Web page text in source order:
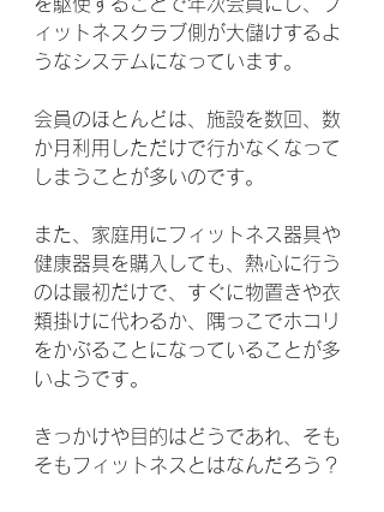
ィットネスクラブ側が大儲けするよ
うなシステムになっています。
会員のほとんどは、施設を数回、数
か月利用しただけで行かなくなって
しまうことが多いのです。
また、家庭用にフィットネス器具や
健康器具を購入しても、熱心に行う
のは最初だけで、すぐに物置きや衣
類掛けに代わるか、隅っこでホコリ
をかぶることになっていることが多
いようです。
きっかけや目的はどうであれ、そも
そもフィットネスとはなんだろう？